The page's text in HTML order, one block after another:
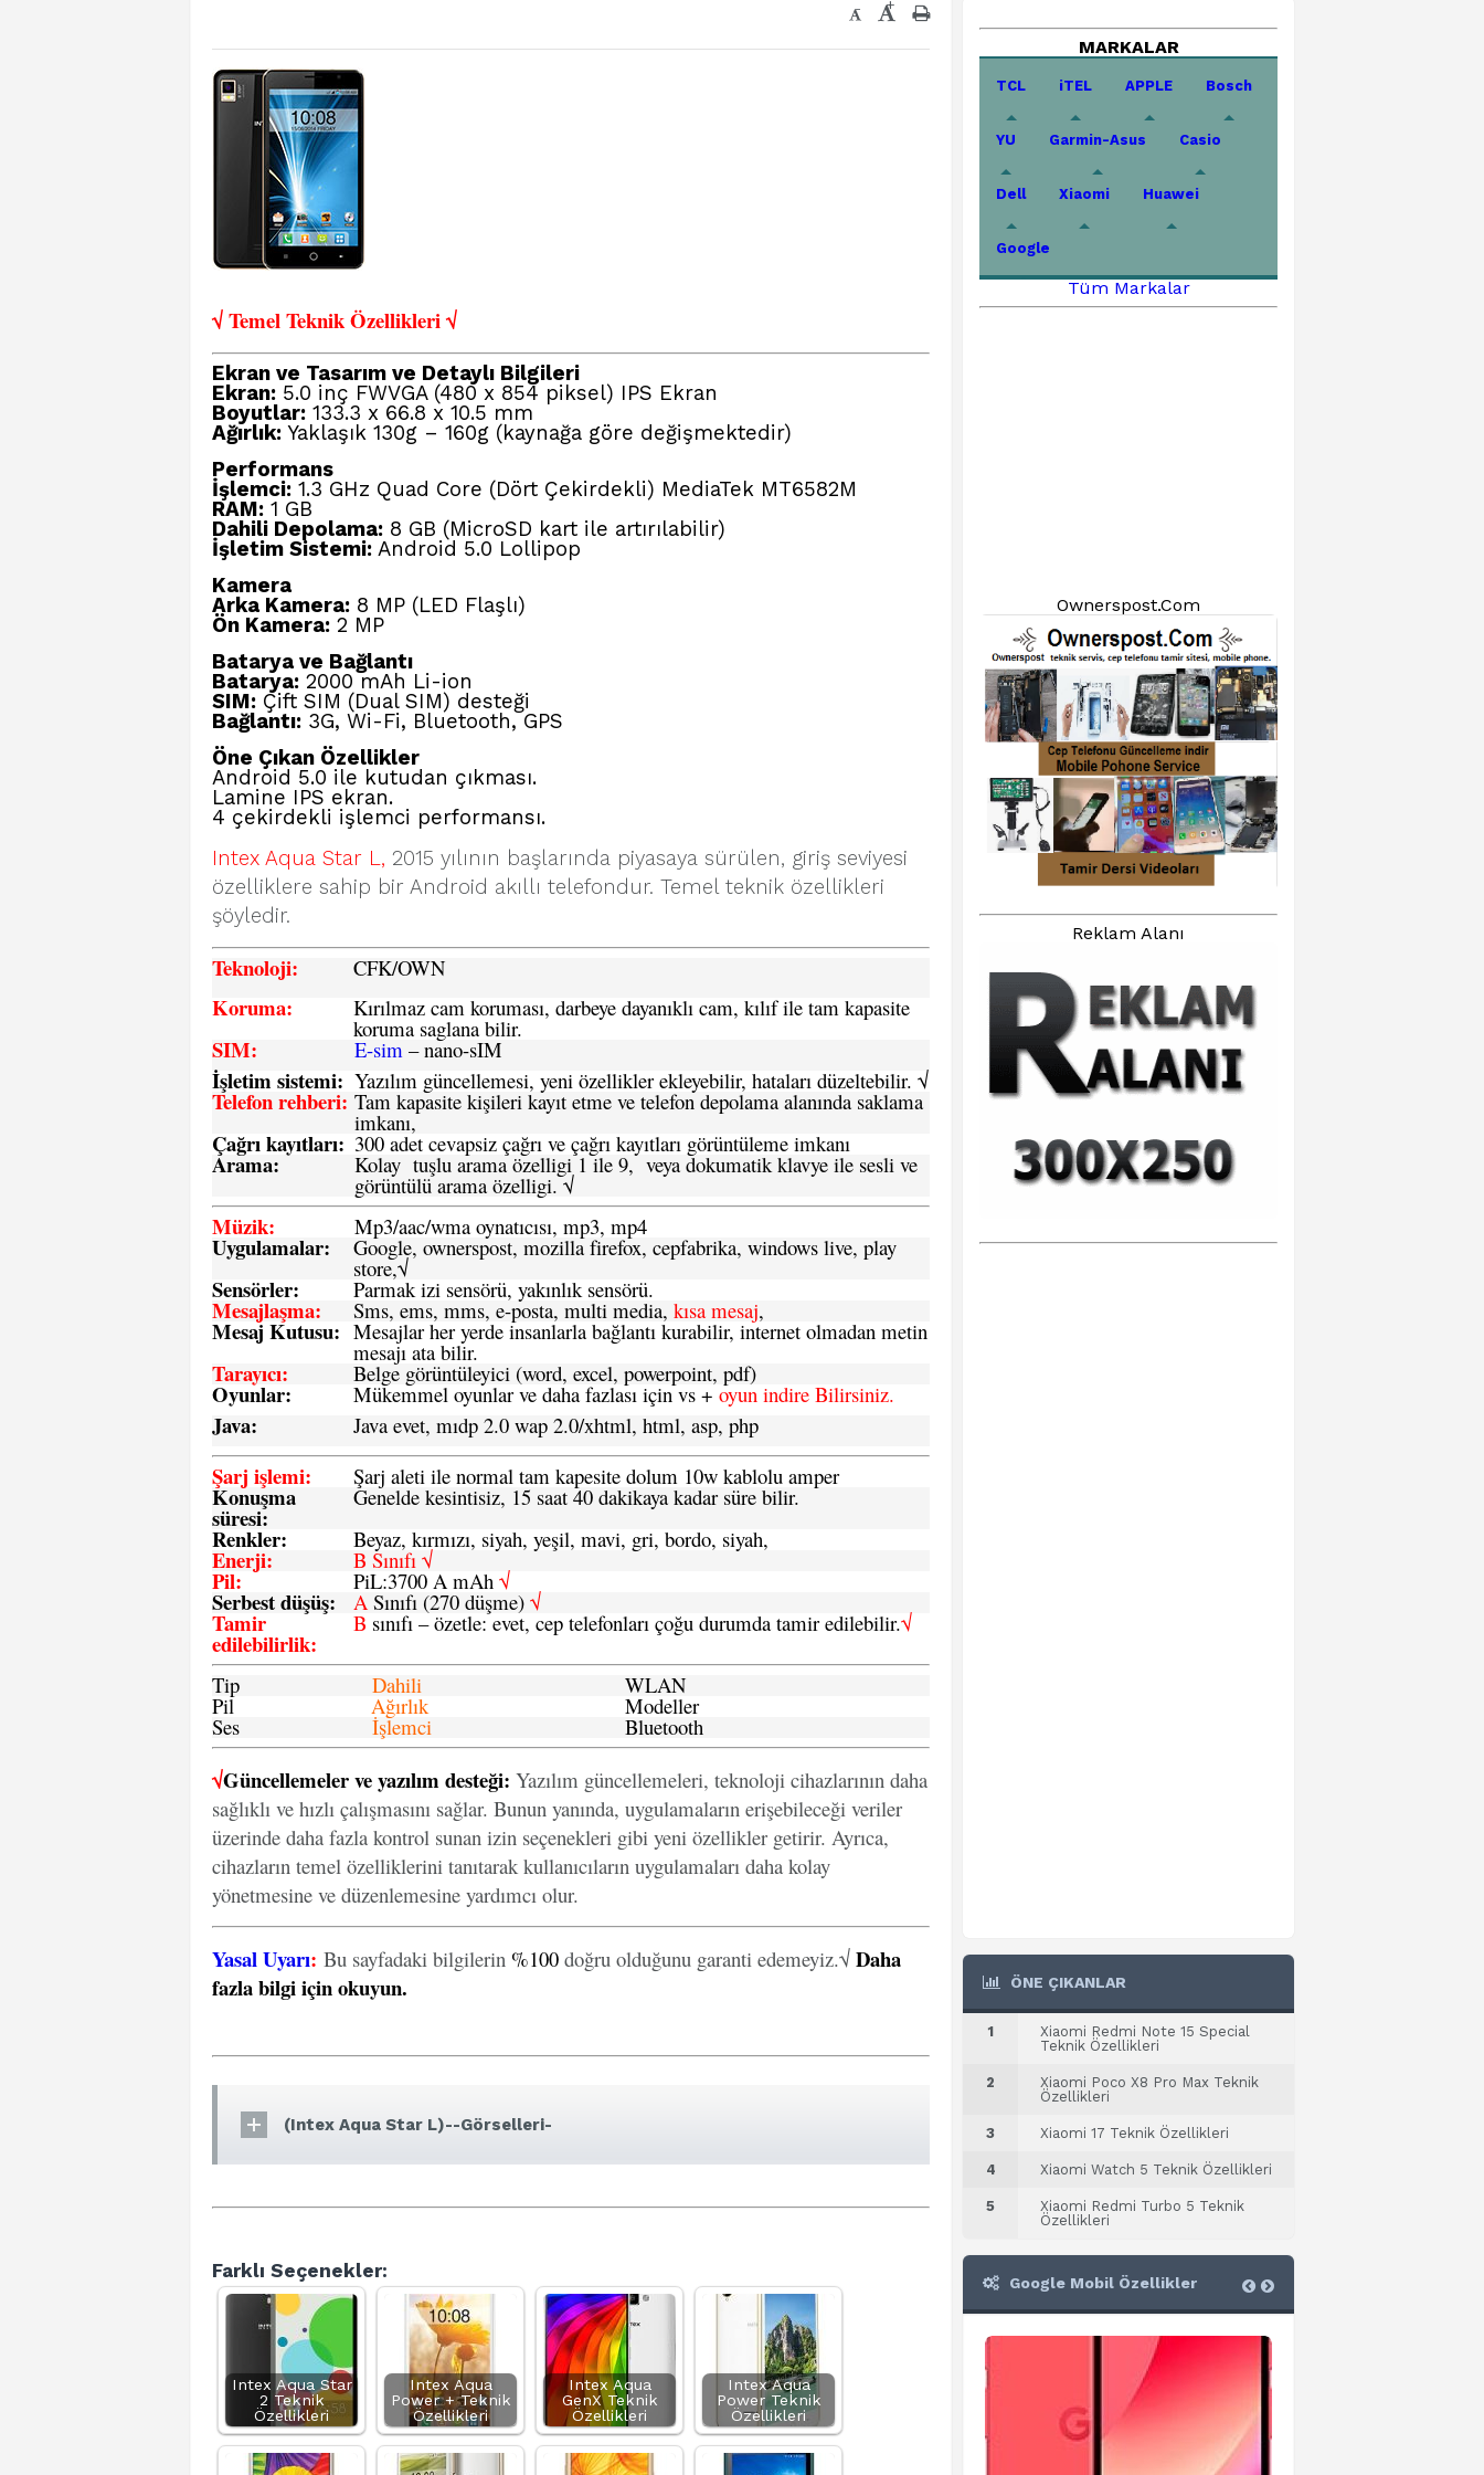
- +
√ Temel Teknik Özellikleri √
Ekran ve Tasarım ve Detaylı Bilgileri
Ekran: 5.0 inç FWVGA (480 x 854 piksel) IPS Ekran
Boyutlar: 133.3 x 66.8 x 10.5 mm
Ağırlık: Yaklaşık 130g – 160g (kaynağa göre değişmektedir)
Performans
İşlemci: 1.3 GHz Quad Core (Dört Çekirdekli) MediaTek MT6582M
RAM: 1 GB
Dahili Depolama: 8 GB (MicroSD kart ile artırılabilir)
İşletim Sistemi: Android 5.0 Lollipop
Kamera
Arka Kamera: 8 MP (LED Flaşlı)
Ön Kamera: 2 MP
Batarya ve Bağlantı
Batarya: 2000 mAh Li-ion
SIM: Çift SIM (Dual SIM) desteği
Bağlantı: 3G, Wi-Fi, Bluetooth, GPS
Öne Çıkan Özellikler
Android 5.0 ile kutudan çıkması.
Lamine IPS ekran.
4 çekirdekli işlemci performansı.
Intex Aqua Star L, 2015 yılının başlarında piyasaya sürülen, giriş seviyesi
özelliklere sahip bir Android akıllı telefondur. Temel teknik özellikleri
şöyledir.
Teknoloji: CFK/OWN
Koruma: Kırılmaz cam koruması, darbeye dayanıklı cam, kılıf ile tam kapasite
koruma saglana bilir.
SIM: E-sim – nano-sIM
İşletim sistemi: Yazılım güncellemesi, yeni özellikler ekleyebilir, hataları düzeltebilir. √
Telefon rehberi: Tam kapasite kişileri kayıt etme ve telefon depolama alanında saklama
imkanı,
Çağrı kayıtları: 300 adet cevapsiz çağrı ve çağrı kayıtları görüntüleme imkanı
Arama: Kolay tuşlu arama özelligi 1 ile 9, veya dokumatik klavye ile sesli ve
görüntülü arama özelligi. √
Müzik: Mp3/aac/wma oynatıcısı, mp3, mp4
Uygulamalar: Google, ownerspost, mozilla firefox, cepfabrika, windows live, play
store,√
Sensörler: Parmak izi sensörü, yakınlık sensörü.
Mesajlaşma: Sms, ems, mms, e-posta, multi media, kısa mesaj,
Mesaj Kutusu: Mesajlar her yerde insanlarla bağlantı kurabilir, internet olmadan metin
mesajı ata bilir.
Tarayıcı: Belge görüntüleyici (word, excel, powerpoint, pdf)
Oyunlar: Mükemmel oyunlar ve daha fazlası için vs +oyun indire Bilirsiniz.
Java: Java evet, mıdp 2.0 wap 2.0/xhtml, html, asp, php
Şarj işlemi: Şarj aleti ile normal tam kapesite dolum 10w kablolu amper
Konuşma
süresi:
Genelde kesintisiz, 15 saat 40 dakikaya kadar süre bilir.
Renkler: Beyaz, kırmızı, siyah, yeşil, mavi, gri, bordo, siyah,
Enerji: B Sınıfı √
Pil: PiL:3700 A mAh √
Serbest düşüş: ASınıfı (270 düşme) √
Tamir
edilebilirlik:
B sınıfı – özetle: evet, cep telefonları çoğu durumda tamir edilebilir.√
Tip Dahili WLAN
Pil Ağırlık Modeller
Ses İşlemci Bluetooth
√Güncellemeler ve yazılım desteği: Yazılım güncellemeleri, teknoloji cihazlarının daha
sağlıklı ve hızlı çalışmasını sağlar. Bunun yanında, uygulamaların erişebileceği veriler
üzerinde daha fazla kontrol sunan izin seçenekleri gibi yeni özellikler getirir. Ayrıca,
cihazların temel özelliklerini tanıtarak kullanıcıların uygulamaları daha kolay
yönetmesine ve düzenlemesine yardımcı olur.
Yasal Uyarı: Bu sayfadaki bilgilerin %100 doğru olduğunu garanti edemeyiz.√ Daha
fazla bilgi için okuyun.
(Intex Aqua Star L)--Görselleri-
Farklı Seçenekler:
Intex Aqua Star
2 Teknik
Özellikleri
Intex Aqua
Power + Teknik
Özellikleri
Intex Aqua
GenX Teknik
Özellikleri
Intex Aqua
Power Teknik
Özellikleri
MARKALAR
TCL iTEL APPLE Bosch
YU Garmin-Asus Casio
Dell Xiaomi Huawei
Google
Tüm Markalar
Ownerspost.Com
Reklam Alanı
ÖNE ÇIKANLAR
1
Xiaomi Redmi Note 15 Special
Teknik Özellikleri
2
Xiaomi Poco X8 Pro Max Teknik
Özellikleri
3 Xiaomi 17 Teknik Özellikleri
4 Xiaomi Watch 5 Teknik Özellikleri
5
Xiaomi Redmi Turbo 5 Teknik
Özellikleri
Google Mobil Özellikler